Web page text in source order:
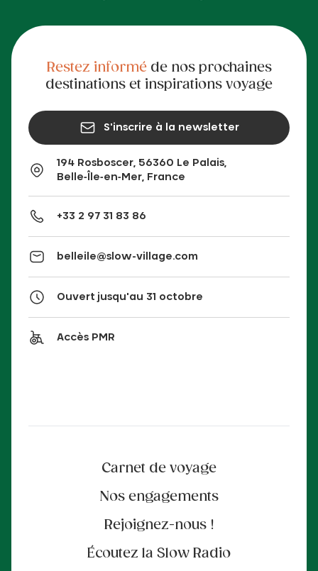
194 Rosboscer, 56360 Le Palais,
Belle‑Île‑en‑Mer, France
+33 2 97 31 83 86
belleile@slow-village.com
Ouvert jusqu'au 31 octobre
Accès PMR
Carnet de voyage
Nos engagements
Rejoignez-nous !
Écoutez la Slow Radio
Restez informéde nos prochaines
destinations et inspirations voyage
S'inscrire à la newsletter